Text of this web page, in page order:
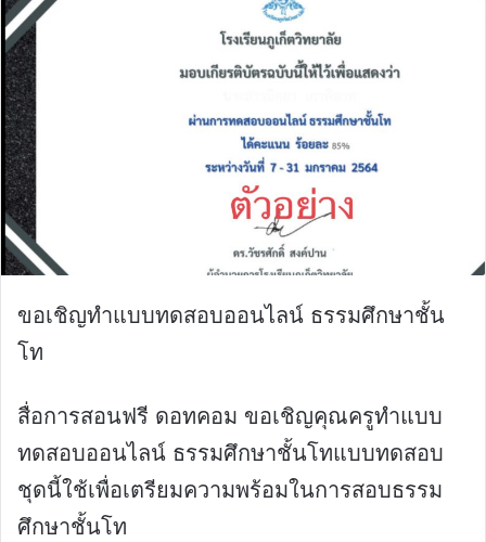
ขอเชิญทำแบบทดสอบออนไลน์ ธรรมศึกษาชั้น
โท
สื่อการสอนฟรี ดอทคอม ขอเชิญคุณครูทำแบบ
ทดสอบออนไลน์ ธรรมศึกษาชั้นโทแบบทดสอบ
ชุดนี้ใช้เพื่อเตรียมความพร้อมในการสอบธรรม
ศึกษาชั้นโท